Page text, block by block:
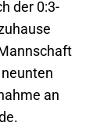
der 0:3-
an